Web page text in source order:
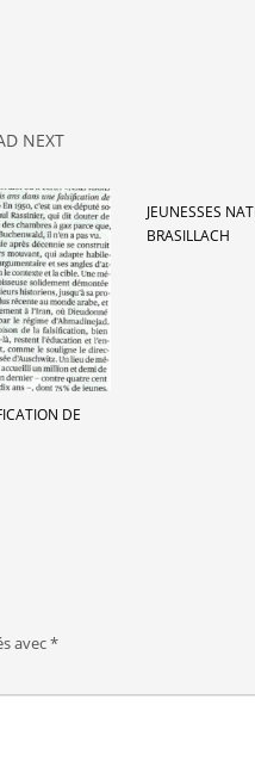
NEXT
DE
JEUNESSES
BRASILLACH
avec*